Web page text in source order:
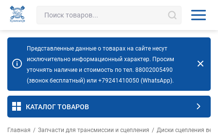
Представленные данные о товарах на сайте несут
исключительно информационный характер. Просим
уточнять наличие и стоимость по тел. 88002005490
(звонок бесплатный) или +79241410050 (WhatsApp).
КАТАЛОГ ТОВАРОВ
Главная / Запчасти для трансмиссии и сцепления / Диски сцепления